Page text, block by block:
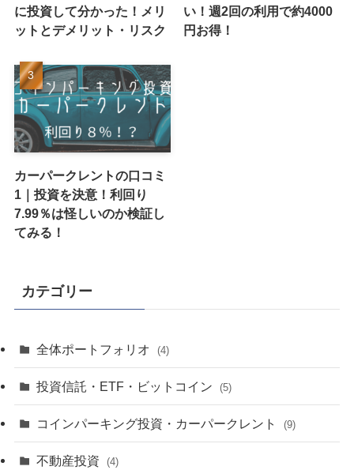
に投資して分かった！メリ
ットとデメリット・リスク
い！週2回の利用で約4000
円お得！
カーパークレントの口コミ
1｜投資を決意！利回り
7.99％は怪しいのか検証し
てみる！
カテゴリー
全体ポートフォリオ (4)
投資信託・ETF・ビットコイン (5)
コインパーキング投資・カーパークレント (9)
不動産投資 (4)